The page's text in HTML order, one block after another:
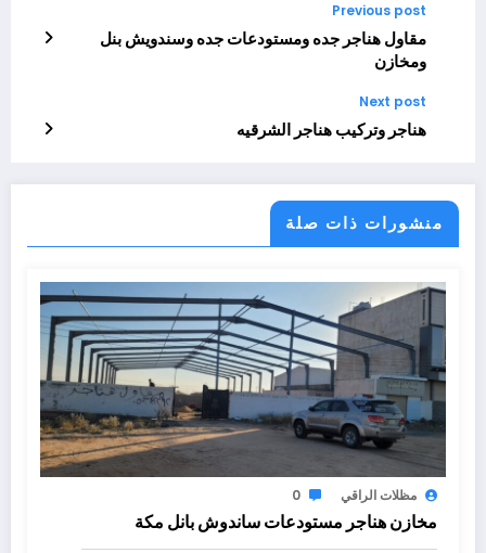
Previous post
مقاول هناجر جده ومستودعات جده وسندويش بنل
ومخازن
Next post
هناجر وتركيب هناجر الشرقيه
منشورات ذات صلة
مظلات الراقي 0
مخازن هناجر مستودعات ساندوش بانل مكة